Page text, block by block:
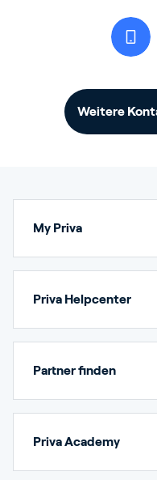
Weitere
My Priva
Priva Helpcenter
Partner finden
Priva Academy